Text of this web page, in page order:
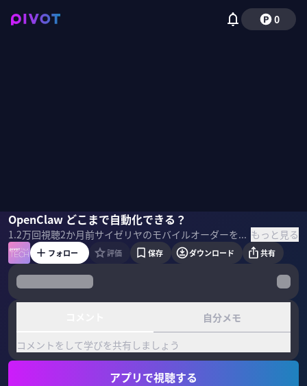
0
OpenClaw どこまで自動化できる？
1.2万回視聴2か月前 サイゼリヤのモバイルオーダーをAIに操作させた事件が波紋を呼んだ。人間向けUIをAIが自律的に操作する「エージェンティックコマース」の現在地とは。ローカルで動くOpenClawの実力とビジネスに与えるリスクを、カンリー 専門役員 CAIOの萩野貴拓氏に徹底解説してもらった。 ＜ゲスト＞ 萩野貴拓｜カンリー 専門役員 CAIO 高校時代に開発したソフトで起業。大学在学中からHRテック企業でチーフエンジニアを経験。2014年ビズリーチ入社。AIの事業実装を推進し同社最多の特許を出願。技術顧問として多企業の支援実績を経て24年カンリーCIOに。25年8月より現職。 ＜目次＞ もっと見る
萩野貴拓野嶋紗己子
フォロー 評価 保存 ダウンロード 共有
自分メモ
コメントをして学びを共有しましょう
アプリで視聴する